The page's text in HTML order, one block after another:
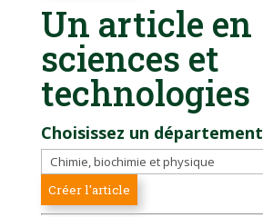
Un article en
sciences et
technologies
Choisissez un département